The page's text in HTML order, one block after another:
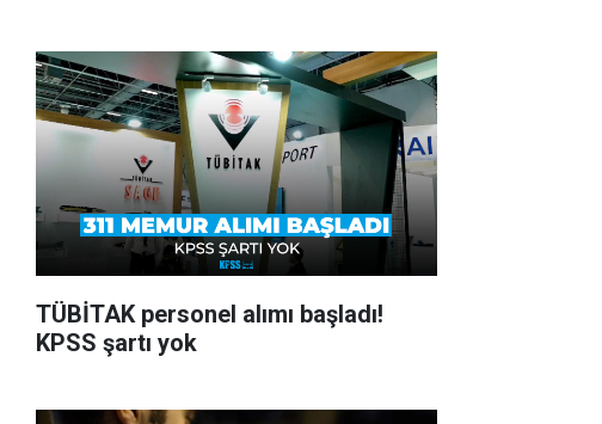
TÜBİTAK personel alımı başladı!
KPSS şartı yok